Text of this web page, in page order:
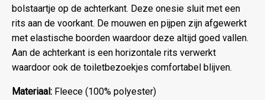
bolstaartje op de achterkant. Deze onesie sluit met een
rits aan de voorkant. De mouwen en pijpen zijn afgewerkt
met elastische boorden waardoor deze altijd goed vallen.
Aan de achterkant is een horizontale rits verwerkt
waardoor ook de toiletbezoekjes comfortabel blijven.
Materiaal: Fleece (100% polyester)